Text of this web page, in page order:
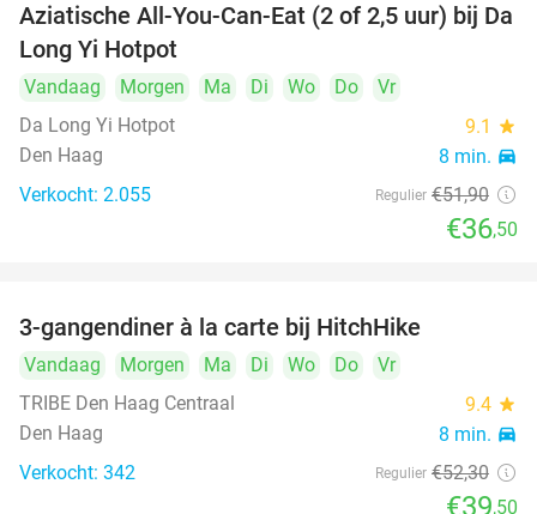
30%
Aziatische All-You-Can-Eat (2 of 2,5 uur) bij Da
Long Yi Hotpot
Vandaag Morgen Ma Di Wo Do
Vr
Da Long Yi Hotpot
9.1 star
Den Haag 8 min. directions_car
Verkocht: 2.055 Regulier €51,90
€36,50
3-gangendiner à la carte bij HitchHike
Vandaag Morgen Ma Di Wo Do
Vr
TRIBE Den Haag Centraal
9.4 star
Den Haag 8 min. directions_car
Verkocht: 342 Regulier €52,30
€39,50